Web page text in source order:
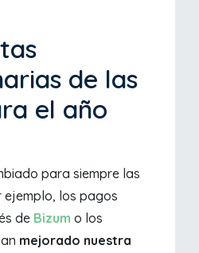
de las
el año
para siempre las
ejemplo, los pagos
de Bizum o los
mejorado nuestra